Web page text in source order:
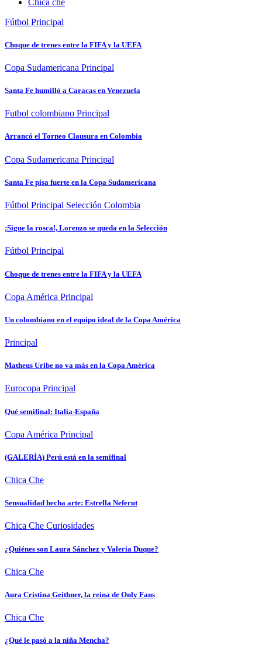
Fútbol Principal
Choque de trenes entre la FIFA y la UEFA
Copa Sudamericana Principal
Santa Fe humilló a Caracas en Venezuela
Futbol colombiano Principal
Arrancó el Torneo Clausura en Colombia
Copa Sudamericana Principal
Santa Fe pisa fuerte en la Copa Sudamericana
Fútbol Principal Selección Colombia
¡Sigue la rosca!, Lorenzo se queda en la Selección
Fútbol Principal
Choque de trenes entre la FIFA y la UEFA
Copa América Principal
Un colombiano en el equipo ideal de la Copa América
Principal
Matheus Uribe no va más en la Copa América
Eurocopa Principal
Qué semifinal: Italia-España
Copa América Principal
(GALERÍA) Perú está en la semifinal
Chica Che
Sensualidad hecha arte: Estrella Neferut
Chica Che Curiosidades
¿Quiénes son Laura Sánchez y Valeria Duque?
Chica Che
Aura Cristina Geithner, la reina de Only Fans
Chica Che
¿Qué le pasó a la niña Mencha?